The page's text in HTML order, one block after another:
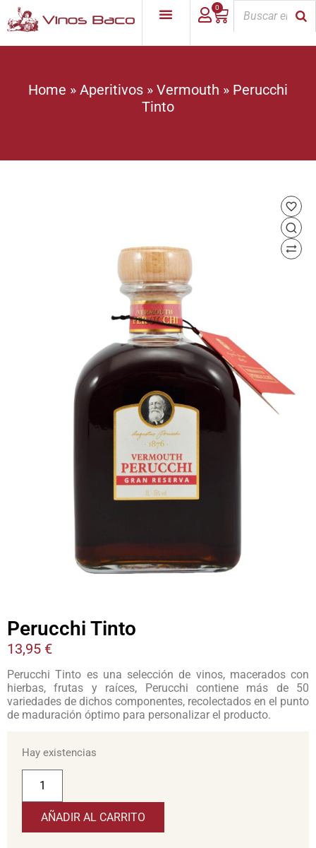
0
Home » Aperitivos » Vermouth » Perucchi
Tinto
Perucchi Tinto
13,95 €
Perucchi Tinto es una selección de vinos, macerados con
hierbas, frutas y raíces, Perucchi contiene más de 50
variedades de dichos componentes, recolectados en el punto
de maduración óptimo para personalizar el producto.
Hay existencias
AÑADIR AL CARRITO